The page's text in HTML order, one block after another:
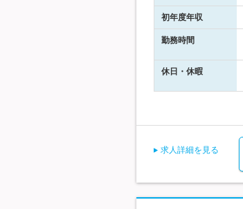
初年度年収
勤務時間
休日・休暇
求人詳細を見る